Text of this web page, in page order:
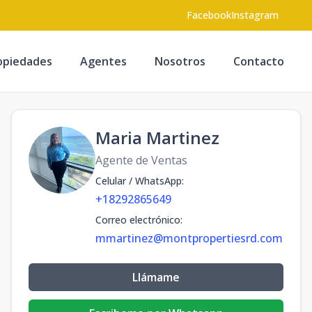
FacebookInstagram
Agentes Nosotros Contacto
Maria Martinez
Agente de Ventas
Celular / WhatsApp:
+18292865649
Correo electrónico:
mmartinez@montpropertiesrd.com
Llámame